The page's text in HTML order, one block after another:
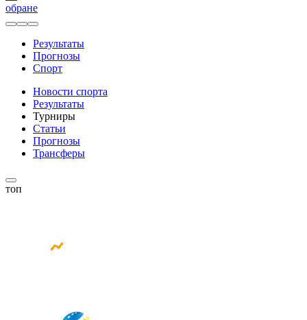
обране
Результаты
Прогнозы
Спорт
Новости спорта
Результаты
Турниры
Статьи
Прогнозы
Трансферы
топ